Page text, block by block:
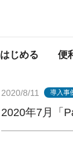
はじめる 便
2020/8/11 導入事
2020年7月「